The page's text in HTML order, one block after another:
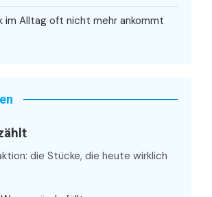
im Alltag oft nicht mehr ankommt
die Stücke, die heute wirklich